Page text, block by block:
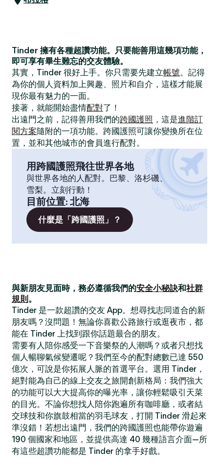
Tinder 擁有各種超讚功能。只要能善用這幾項功能，
即可享有畢生難忘的交友體驗。
其實，Tinder 很好上手。你只需要先建立帳號。記得
為你的個人資料加上興趣、照片和自介，這樣才能展
現你最有魅力的一面。
接著，就能開始盡情配對了！
出遠門之前，記得善用我們的跨國護照 ，這是進階訂
閱方案隨附的一項功能。跨國護照可讓你變換所在位
置，並和其他城市的會員進行配對。
用跨國護照飛往世界各地
與世界各地的人配對。巴黎、洛杉磯、
雪梨。立刻行動！
目前位置: 北海
什麼是「跨國護照」？
與新朋友見面時，務必遵循我們的安全小秘訣和社群
規則 。
Tinder 是一款超讚的交友 App。想尋找志同道合的新
朋友嗎？沒問題！無論你喜歡公路旅行或逛夜市，都
能在 Tinder 上找到跟你話題最合的朋友。
需要有人陪你感受一下音樂祭的人潮嗎？或者只想找
個人暢聊氣候變遷呢？我們至今的配對總數已達 550
億次，可說是你拓展人脈的首選平台。選用 Tinder，
絕對能為自己的線上交友之旅開創新格局：我們強大
的功能可以大大提高你的曝光率，讓你輕鬆吸引天菜
的目光。不論你想找人陪你跑遍所有咖啡廳，或者結
交球技和你旗鼓相當的羽毛球友，打開 Tinder 滑起來
準沒錯！若想出遠門，我們的跨國護照也能帶你遊遍
190 個國家和地區，並提供高達 40 幾種語言介面—所
有這些超讚功能都是 Tinder 的拿手好戲。